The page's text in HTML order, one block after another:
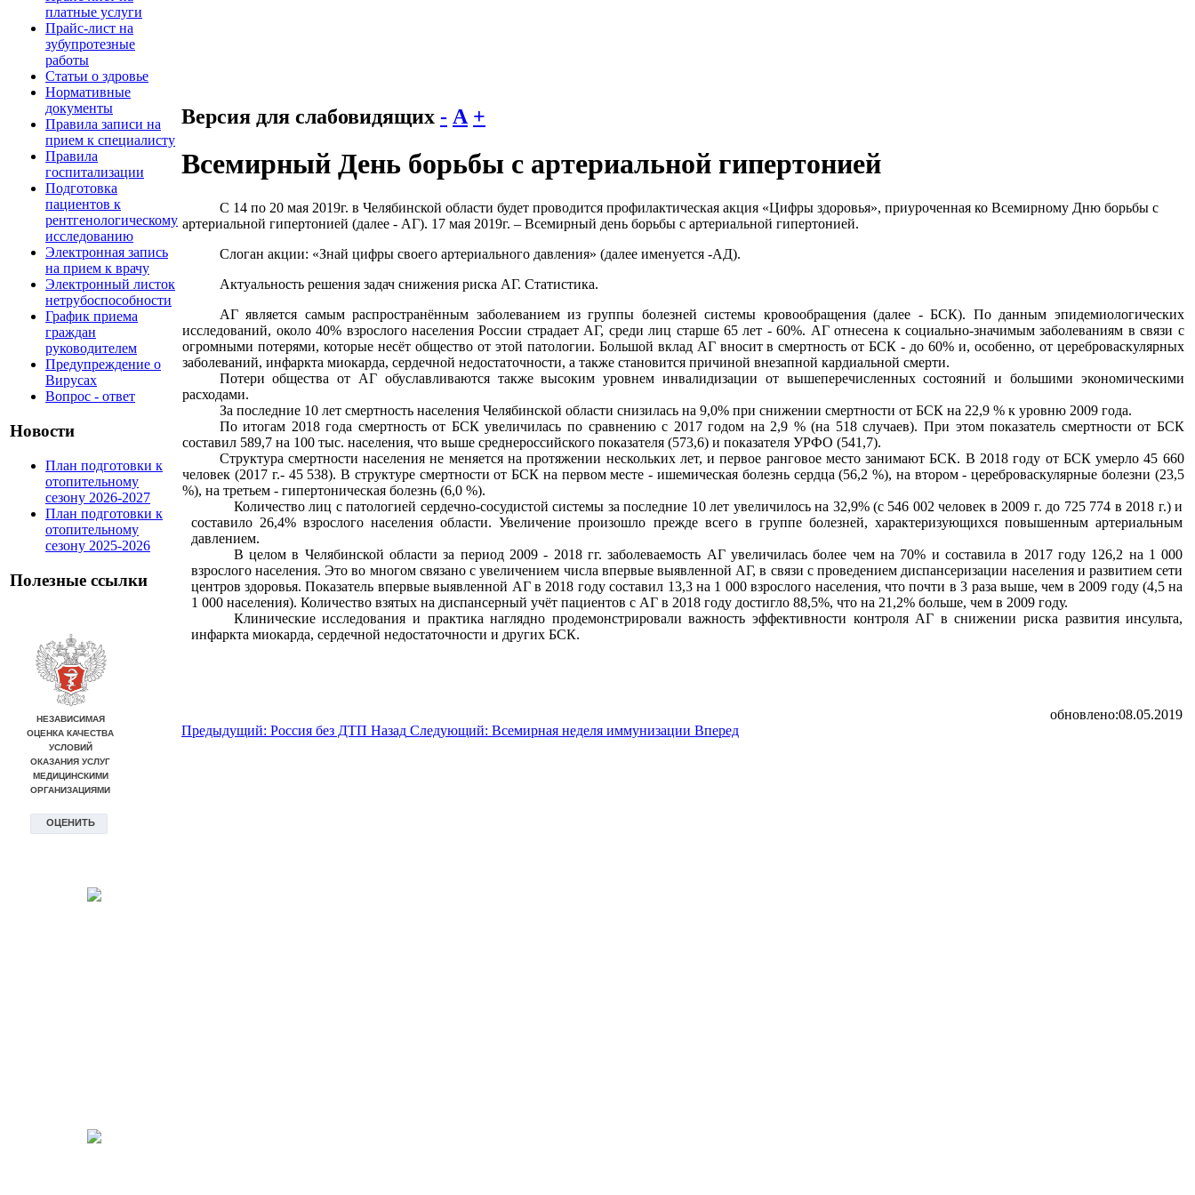
платные услуги
Прайс-лист на
зубупротезные
работы
Статьи о здровье
Нормативные
документы
Правила записи на
прием к специалисту
Правила
госпитализации
Подготовка
пациентов к
рентгенологическому
исследованию
Электронная запись
на прием к врачу
Электронный листок
нетрубоспособности
График приема
граждан
руководителем
Предупреждение о
Вирусах
Вопрос - ответ
Новости
План подготовки к
отопительному
сезону 2026-2027
План подготовки к
отопительному
сезону 2025-2026
Полезные ссылки
Версия для слабовидящих - А +
Всемирный День борьбы с артериальной гипертонией
С 14 по 20 мая 2019г. в Челябинской области будет проводится профилактическая акция «Цифры здоровья», приуроченная ко Всемирному Дню борьбы с
артериальной гипертонией (далее - АГ). 17 мая 2019г. – Всемирный день борьбы с артериальной гипертонией.
Слоган акции: «Знай цифры своего артериального давления» (далее именуется -АД).
Актуальность решения задач снижения риска АГ. Статистика.
АГ является самым распространённым заболеванием из группы болезней системы кровообращения (далее - БСК). По данным эпидемиологических
исследований, около 40% взрослого населения России страдает АГ, среди лиц старше 65 лет - 60%. АГ отнесена к социально-значимым заболеваниям в связи с
огромными потерями, которые несёт общество от этой патологии. Большой вклад АГ вносит в смертность от БСК - до 60% и, особенно, от цереброваскулярных
заболеваний, инфаркта миокарда, сердечной недостаточности, а также становится причиной внезапной кардиальной смерти.
Потери общества от АГ обуславливаются также высоким уровнем инвалидизации от вышеперечисленных состояний и большими экономическими
расходами.
За последние 10 лет смертность населения Челябинской области снизилась на 9,0% при снижении смертности от БСК на 22,9 % к уровню 2009 года.
По итогам 2018 года смертность от БСК увеличилась по сравнению с 2017 годом на 2,9 % (на 518 случаев). При этом показатель смертности от БСК
составил 589,7 на 100 тыс. населения, что выше среднероссийского показателя (573,6) и показателя УРФО (541,7).
Структура смертности населения не меняется на протяжении нескольких лет, и первое ранговое место занимают БСК. В 2018 году от БСК умерло 45 660
человек (2017 г.- 45 538). В структуре смертности от БСК на первом месте - ишемическая болезнь сердца (56,2 %), на втором - цереброваскулярные болезни (23,5
%), на третьем - гипертоническая болезнь (6,0 %).
Количество лиц с патологией сердечно-сосудистой системы за последние 10 лет увеличилось на 32,9% (с 546 002 человек в 2009 г. до 725 774 в 2018 г.) и
составило 26,4% взрослого населения области. Увеличение произошло прежде всего в группе болезней, характеризующихся повышенным артериальным
давлением.
В целом в Челябинской области за период 2009 - 2018 гг. заболеваемость АГ увеличилась более чем на 70% и составила в 2017 году 126,2 на 1 000
взрослого населения. Это во многом связано с увеличением числа впервые выявленной АГ, в связи с проведением диспансеризации населения и развитием сети
центров здоровья. Показатель впервые выявленной АГ в 2018 году составил 13,3 на 1 000 взрослого населения, что почти в 3 раза выше, чем в 2009 году (4,5 на
1 000 населения). Количество взятых на диспансерный учёт пациентов с АГ в 2018 году достигло 88,5%, что на 21,2% больше, чем в 2009 году.
Клинические исследования и практика наглядно продемонстрировали важность эффективности контроля АГ в снижении риска развития инсульта,
инфаркта миокарда, сердечной недостаточности и других БСК.
обновлено:08.05.2019
Предыдущий: Россия без ДТП Назад Следующий: Всемирная неделя иммунизации Вперед